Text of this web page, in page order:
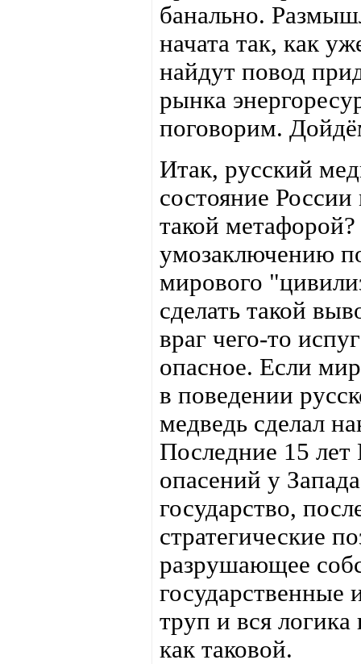
банально.
начата так, как
найдут повод
рынка
поговорим.
Итак, русский
состояние
такой
умозаключению
мирового
сделать такой
враг чего-то
опасное. Если
в поведении
медведь сделал
Последние 15 лет
опасений у
государство,
стратегические
разрушающее
государственные
труп и вся
как таковой.